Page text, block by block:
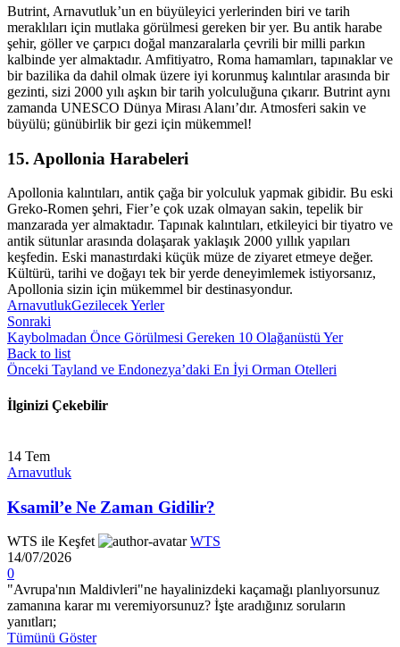
Butrint, Arnavutluk’un en büyüleyici yerlerinden biri ve tarih
meraklıları için mutlaka görülmesi gereken bir yer. Bu antik harabe
şehir, göller ve çarpıcı doğal manzaralarla çevrili bir milli parkın
kalbinde yer almaktadır. Amfitiyatro, Roma hamamları, tapınaklar ve
bir bazilika da dahil olmak üzere iyi korunmuş kalıntılar arasında bir
gezinti, sizi 2000 yılı aşkın bir tarih yolculuğuna çıkarır. Butrint aynı
zamanda UNESCO Dünya Mirası Alanı’dır. Atmosferi sakin ve
büyülü; günübirlik bir gezi için mükemmel!
15. Apollonia Harabeleri
Apollonia kalıntıları, antik çağa bir yolculuk yapmak gibidir. Bu eski
Greko-Romen şehri, Fier’e çok uzak olmayan sakin, tepelik bir
manzarada yer almaktadır. Tapınak kalıntıları, etkileyici bir tiyatro ve
antik sütunlar arasında dolaşarak yaklaşık 2000 yıllık yapıları
keşfedin. Eski manastırdaki küçük müze de ziyaret etmeye değer.
Kültürü, tarihi ve doğayı tek bir yerde deneyimlemek istiyorsanız,
Apollonia sizin için mükemmel bir destinasyondur.
ArnavutlukGezilecek Yerler
Sonraki
Kaybolmadan Önce Görülmesi Gereken 10 Olağanüstü Yer
Back to list
Önceki Tayland ve Endonezya’daki En İyi Orman Otelleri
İlginizi Çekebilir
14 Tem
Arnavutluk
Ksamil’e Ne Zaman Gidilir?
WTS ile Keşfet
WTS
14/07/2026
0
"Avrupa'nın Maldivleri"ne hayalinizdeki kaçamağı planlıyorsunuz
zamanına karar mı veremiyorsunuz? İşte aradığınız soruların
yanıtları;
Tümünü Göster